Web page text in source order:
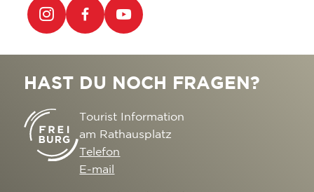
HAST DU NOCH FRAGEN?
Tourist Information
am Rathausplatz
Telefon
E-mail